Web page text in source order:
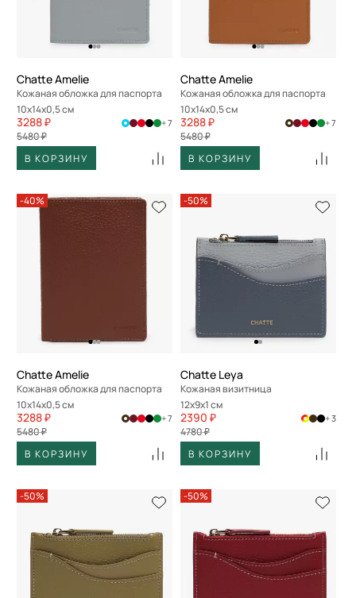
Chatte Amelie
Кожаная обложка для паспорта
10x14x0,5 см
3288 ₽
5480 ₽
+ 7
В КОРЗИНУ
Chatte Amelie
Кожаная обложка для паспорта
10x14x0,5 см
3288 ₽
5480 ₽
+ 7
В КОРЗИНУ
-40%
Chatte Amelie
Кожаная обложка для паспорта
10x14x0,5 см
3288 ₽
5480 ₽
+ 7
В КОРЗИНУ
-50%
Chatte Leya
Кожаная визитница
12x9x1 см
2390 ₽
4780 ₽
+ 3
В КОРЗИНУ
-50% -50%